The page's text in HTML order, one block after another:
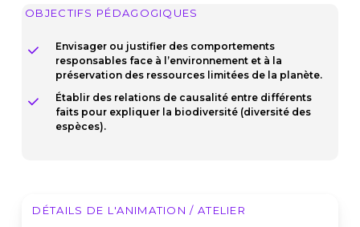
OBJECTIFS PÉDAGOGIQUES
Envisager ou justifier des comportements
responsables face à l’environnement et à la
préservation des ressources limitées de la planète.
Établir des relations de causalité entre différents
faits pour expliquer la biodiversité (diversité des
espèces).
DÉTAILS DE L'ANIMATION / ATELIER